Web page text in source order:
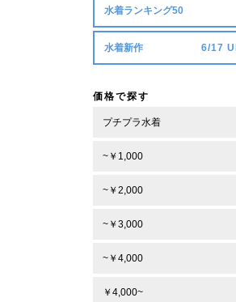
水着ランキング50
水着新作
価格で探す
プチプラ水着
~￥1,000
~￥2,000
~￥3,000
~￥4,000
￥4,000~